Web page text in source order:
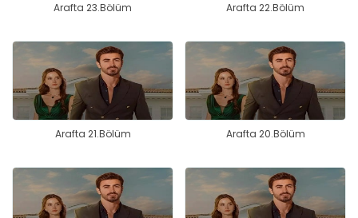
Arafta 23.Bölüm Arafta 22.Bölüm
Arafta 21.Bölüm Arafta 20.Bölüm